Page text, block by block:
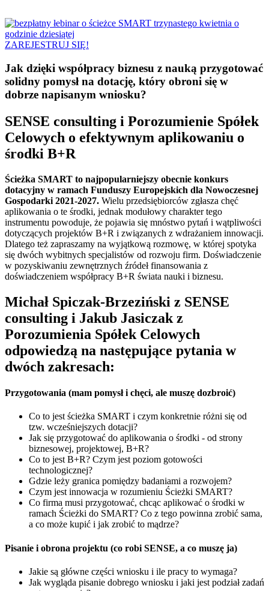
ZAREJESTRUJ SIĘ!
Jak dzięki współpracy biznesu z nauką przygotować
solidny pomysł na dotację, który obroni się w
dobrze napisanym wniosku?
SENSE consulting i Porozumienie Spółek
Celowych o efektywnym aplikowaniu o
środki B+R​
Ścieżka SMART to najpopularniejszy obecnie konkurs
dotacyjny w ramach Funduszy Europejskich dla Nowoczesnej
Gospodarki 2021-2027. Wielu przedsiębiorców zgłasza chęć
aplikowania o te środki, jednak modułowy charakter tego
instrumentu powoduje, że pojawia się mnóstwo pytań i wątpliwości
dotyczących projektów B+R i związanych z wdrażaniem innowacji.
Dlatego też zapraszamy na wyjątkową rozmowę, w której spotyka
się dwóch wybitnych specjalistów od rozwoju firm. Doświadczenie
w pozyskiwaniu zewnętrznych źródeł finansowania z
doświadczeniem współpracy B+R świata nauki i biznesu.
Michał Spiczak-Brzeziński z SENSE
consulting i Jakub Jasiczak z
Porozumienia Spółek Celowych
odpowiedzą na następujące pytania w
dwóch zakresach:
Przygotowania (mam pomysł i chęci, ale muszę dozbroić)
Co to jest ścieżka SMART i czym konkretnie różni się od
tzw. wcześniejszych dotacji?
Jak się przygotować do aplikowania o środki - od strony
biznesowej, projektowej, B+R?
Co to jest B+R? Czym jest poziom gotowości
technologicznej?
Gdzie leży granica pomiędzy badaniami a rozwojem?
Czym jest innowacja w rozumieniu Ścieżki SMART?
Co firma musi przygotować, chcąc aplikować o środki w
ramach Ścieżki do SMART? Co z tego powinna zrobić sama,
a co może kupić i jak zrobić to mądrze?
Pisanie i obrona projektu (co robi SENSE, a co muszę ja)
Jakie są główne części wniosku i ile pracy to wymaga?
Jak wygląda pisanie dobrego wniosku i jaki jest podział zadań